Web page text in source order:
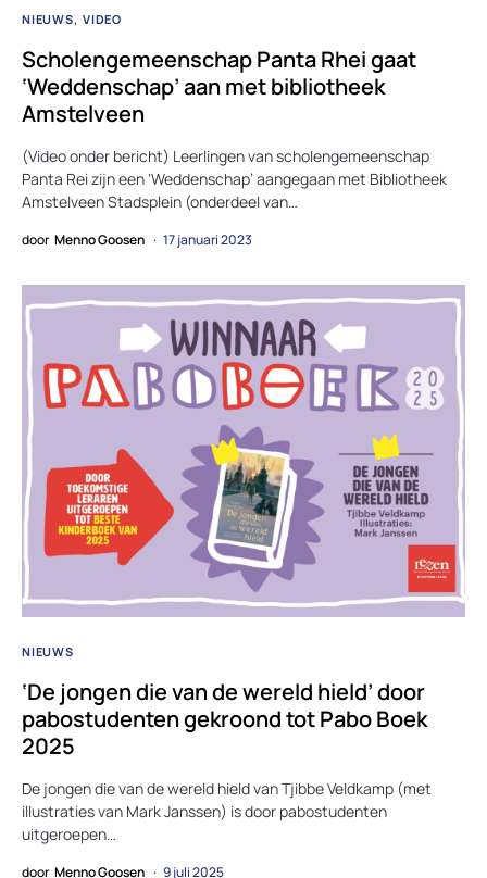
NIEUWS VIDEO
Scholengemeenschap Panta Rhei gaat
‘Weddenschap’ aan met bibliotheek
Amstelveen
(Video onder bericht) Leerlingen van scholengemeenschap
Panta Rei zijn een ‘Weddenschap’ aangegaan met Bibliotheek
Amstelveen Stadsplein (onderdeel van…
door Menno Goosen 17 januari 2023
NIEUWS
‘De jongen die van de wereld hield’ door
pabostudenten gekroond tot Pabo Boek
2025
De jongen die van de wereld hield van Tjibbe Veldkamp (met
illustraties van Mark Janssen) is door pabostudenten
uitgeroepen…
door Menno Goosen 9 juli 2025